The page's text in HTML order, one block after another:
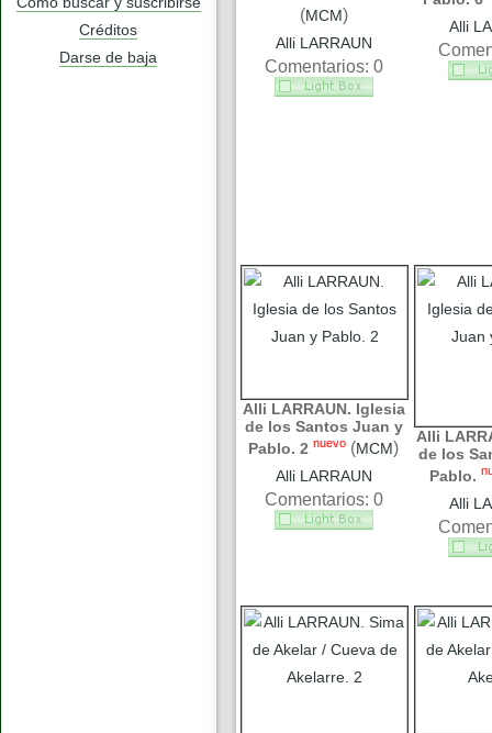
Créditos
Darse de baja
(MCM)
Alli LARRAUN
Comentarios: 0
Alli
Alli LARRAUN. Iglesia
de los Santos Juan y
Pablo. 2 nuevo (MCM)
Alli LARRAUN
Comentarios: 0
Alli
de los
Pablo.
Alli